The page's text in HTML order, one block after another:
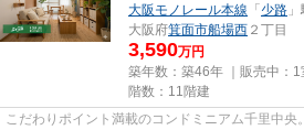
大阪モノレール本線 「 少路
大阪府箕面市船場西 ２丁目
3,590万円
築年数：築46年 ｜販売中： 1
階数：11階建
こだわりポイント満載のコンドミニアム千里中央